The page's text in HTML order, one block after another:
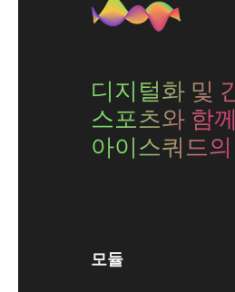
디지털화 및
스포츠와 함께
아이스쿼드의
모듈